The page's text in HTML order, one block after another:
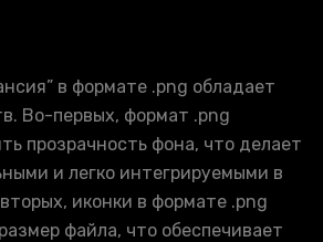
в формате .png обладает
Во-первых, формат .png
прозрачность фона, что делает
и легко интегрируемыми в
иконки в формате .png
файла, что обеспечивает